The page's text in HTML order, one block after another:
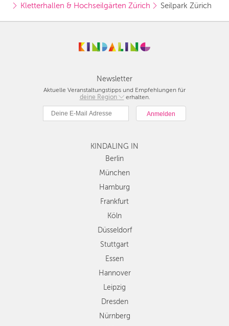
Kletterhallen & Hochseilgärten Zürich
Seilpark Zürich
Newsletter
Aktuelle Veranstaltungstipps und Empfehlungen für
deine Region
Berlin
München
Hamburg
Köln
Düsseldorf
Stuttgart
Essen
Dresden
Nürnberg
Wien
Zürich
Andere
Regionen
erhalten.
KINDALING IN
Berlin
München
Hamburg
Frankfurt
Köln
Düsseldorf
Stuttgart
Essen
Hannover
Leipzig
Dresden
Nürnberg